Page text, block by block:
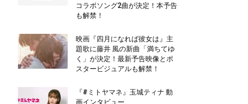
コラボソング2曲が決定！本予告
も解禁！
映画『四月になれば彼女は』主
題歌に藤井 風の新曲「満ちてゆ
く」が決定！最新予告映像とポ
スタービジュアルも解禁！
『#ミトヤマネ』玉城ティナ 動
画インタビュー